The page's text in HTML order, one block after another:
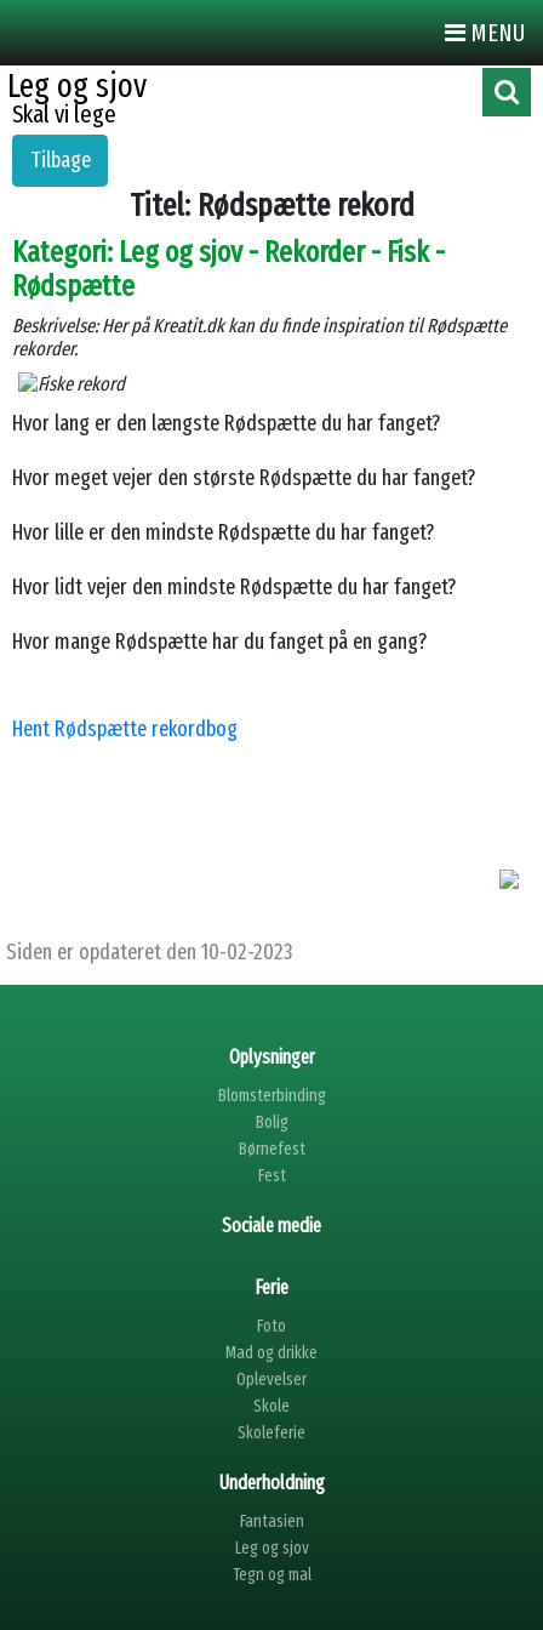
Leg og sjov
Skal vi lege
MENU
Tilbage
Titel: Rødspætte rekord
Kategori: Leg og sjov - Rekorder- Fisk -
Rødspætte
Beskrivelse: Her på Kreatit.dk kan du finde inspiration til Rødspætte
rekorder.
Hvor lang er den længste Rødspætte du har fanget?
Hvor meget vejer den største Rødspætte du har fanget?
Hvor lille er den mindste Rødspætte du har fanget?
Hvor lidt vejer den mindste Rødspætte du har fanget?
Hvor mange Rødspætte har du fanget på en gang?
Hent Rødspætte rekordbog
Siden er opdateret den 10-02-2023
Oplysninger
Blomsterbinding
Bolig
Børnefest
Fest
Sociale medie
Ferie
Foto
Mad og drikke
Oplevelser
Skole
Skoleferie
Underholdning
Fantasien
Leg og sjov
Tegn og mal